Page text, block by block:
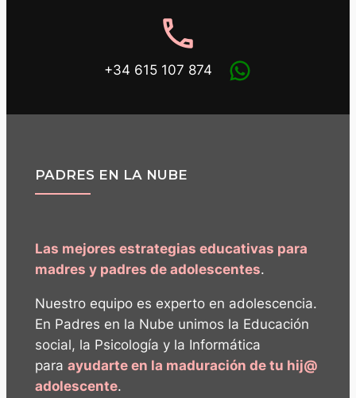
phone
+34 615 107 874
PADRES EN LA NUBE
Las mejores estrategias educativas para
madres y padres de adolescentes.
Nuestro equipo es experto en adolescencia.
En Padres en la Nube unimos la Educación
social, la Psicología y la Informática
para ayudarte en la maduración de tu hij@
adolescente.